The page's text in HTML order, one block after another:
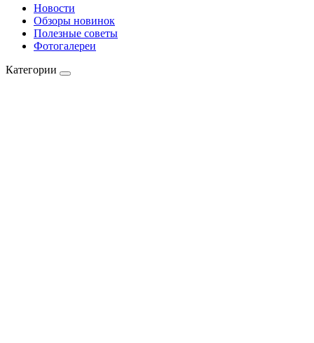
Новости
Обзоры новинок
Полезные советы
Фотогалереи
Категории